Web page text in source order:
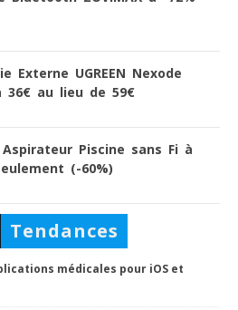
Externe UGREEN Nexode
36€ au lieu de 59€
Piscine sans Fi à
(-60%)
Tendances
médicales pour iOS et